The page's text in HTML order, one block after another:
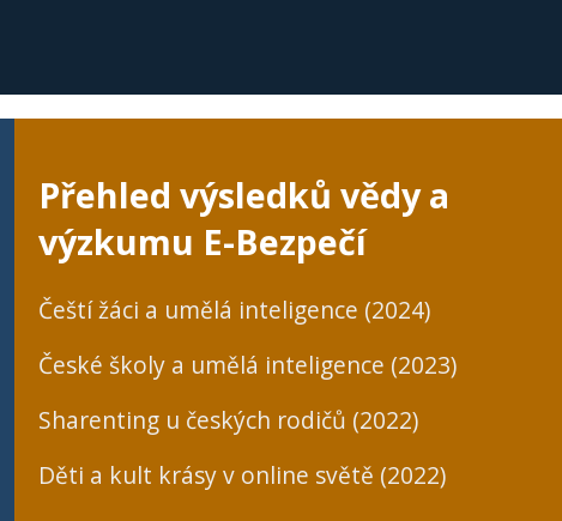
Přehled výsledků vědy a
výzkumu E-Bezpečí
Čeští žáci a umělá inteligence (2024)
České školy a umělá inteligence (2023)
Sharenting u českých rodičů (2022)
Děti a kult krásy v online světě (2022)